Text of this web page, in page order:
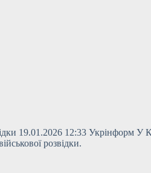
19.01.2026 12:33 Укрінформ
розвідки.